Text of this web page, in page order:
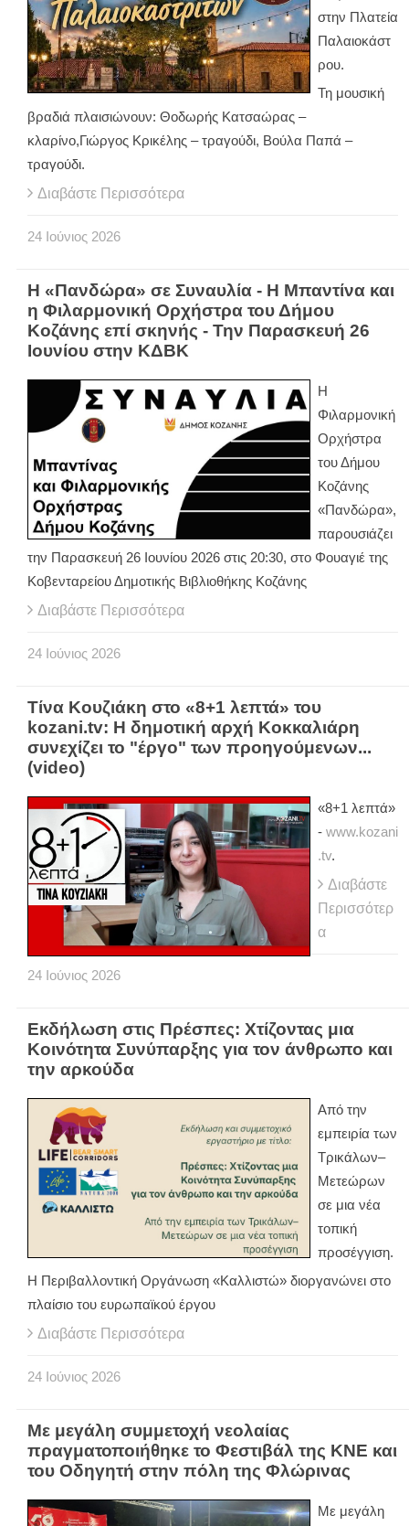
στην Πλατεία
Παλαιοκάστ
ρου.
Τη μουσική
βραδιά πλαισιώνουν: Θοδωρής Κατσαώρας –
κλαρίνο,Γιώργος Κρικέλης – τραγούδι, Βούλα Παπά –
τραγούδι.
Διαβάστε Περισσότερα
24 Ιούνιος 2026
Η «Πανδώρα» σε Συναυλία - Η Μπαντίνα και
η Φιλαρμονική Ορχήστρα του Δήμου
Κοζάνης επί σκηνής - Την Παρασκευή 26
Ιουνίου στην ΚΔΒΚ
Η
Φιλαρμονική
Ορχήστρα
του Δήμου
Κοζάνης
«Πανδώρα»,
παρουσιάζει
την Παρασκευή 26 Ιουνίου 2026 στις 20:30, στο Φουαγιέ της
Κοβενταρείου Δημοτικής Βιβλιοθήκης Κοζάνης
Διαβάστε Περισσότερα
24 Ιούνιος 2026
Τίνα Κουζιάκη στο «8+1 λεπτά» του
kozani.tv: Η δημοτική αρχή Κοκκαλιάρη
συνεχίζει το "έργο" των προηγούμενων...
(video)
«8+1 λεπτά»
- www.kozani
.tv.
Διαβάστε
Περισσότερ
α
24 Ιούνιος 2026
Εκδήλωση στις Πρέσπες: Χτίζοντας μια
Κοινότητα Συνύπαρξης για τον άνθρωπο και
την αρκούδα
Από την
εμπειρία των
Τρικάλων–
Μετεώρων
σε μια νέα
τοπική
προσέγγιση.
Η Περιβαλλοντική Οργάνωση «Καλλιστώ» διοργανώνει στο
πλαίσιο του ευρωπαϊκού έργου
Διαβάστε Περισσότερα
24 Ιούνιος 2026
Με μεγάλη συμμετοχή νεολαίας
πραγματοποιήθηκε το Φεστιβάλ της ΚΝΕ και
του Οδηγητή στην πόλη της Φλώρινας
Με μεγάλη